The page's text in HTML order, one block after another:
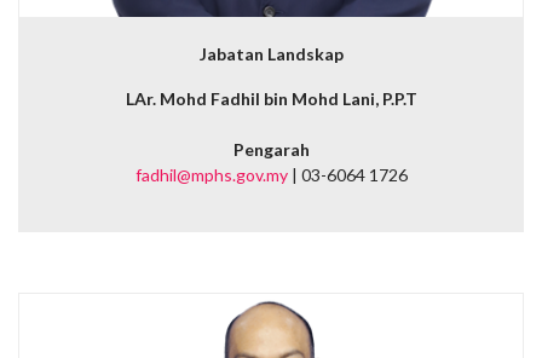
Jabatan Landskap
LAr. Mohd Fadhil bin Mohd Lani, P.P.T
Pengarah
fadhil@mphs.gov.my| 03-6064 1726